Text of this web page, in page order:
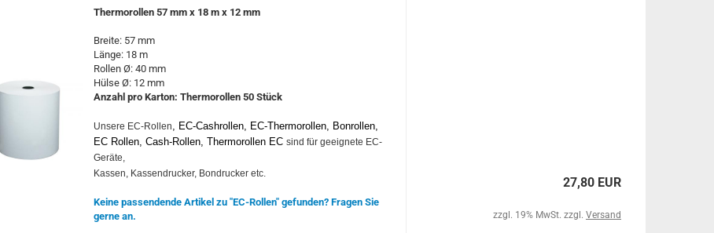
Thermorollen 57 mm x 18 m x 12 mm
Breite: 57 mm
Länge: 18 m
Rollen Ø: 40 mm
Hülse Ø: 12 mm
Anzahl pro Karton: Thermorollen 50 Stück
Unsere EC-Rollen, EC-Cashrollen, EC-Thermorollen, Bonrollen,
EC Rollen, Cash-Rollen, Thermorollen EC sind für geeignete EC-
Geräte,
Kassen, Kassendrucker, Bondrucker etc.
Keine passendende Artikel zu "EC-Rollen" gefunden? Fragen Sie
gerne an.
27,80 EUR
zzgl. 19% MwSt. zzgl. Versand